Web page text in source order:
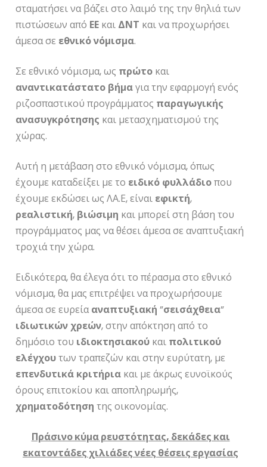
σταματήσει να βάζει στο λαιμό της την θηλιά των
πιστώσεων από ΕΕ και ΔΝΤ και να προχωρήσει
άμεσα σε εθνικόνόμισμα.
Σε εθνικό νόμισμα, ως πρώτο και
αναντικατάστατο βήμαγια την εφαρμογή ενός
ριζοσπαστικού προγράμματος παραγωγικής
ανασυγκρότησης και μετασχηματισμού της
χώρας.
Αυτή η μετάβαση στο εθνικό νόμισμα, όπως
έχουμε καταδείξει με το ειδικό φυλλάδιοπου
έχουμε εκδώσει ως ΛΑ.Ε, είναι εφικτή,
ρεαλιστική, βιώσιμη και μπορεί στη βάση του
προγράμματος μας να θέσει άμεσα σε αναπτυξιακή
τροχιά την χώρα.
Ειδικότερα, θα έλεγα ότι το πέρασμα στο εθνικό
νόμισμα, θα μας επιτρέψει να προχωρήσουμε
άμεσα σε ευρείααναπτυξιακή ”σεισάχθεια”
ιδιωτικών χρεών, στην απόκτηση από το
δημόσιο του ιδιοκτησιακού και πολιτικού
ελέγχουτων τραπεζών και στην ευρύτατη, με
επενδυτικά κριτήρια και με άκρως ευνοϊκούς
όρους επιτοκίου και αποπληρωμής,
χρηματοδότηση της οικονομίας.
Πράσινο κύμα ρευστότητας, δεκάδες και
εκατοντάδες χιλιάδες νέες θέσεις εργασίας